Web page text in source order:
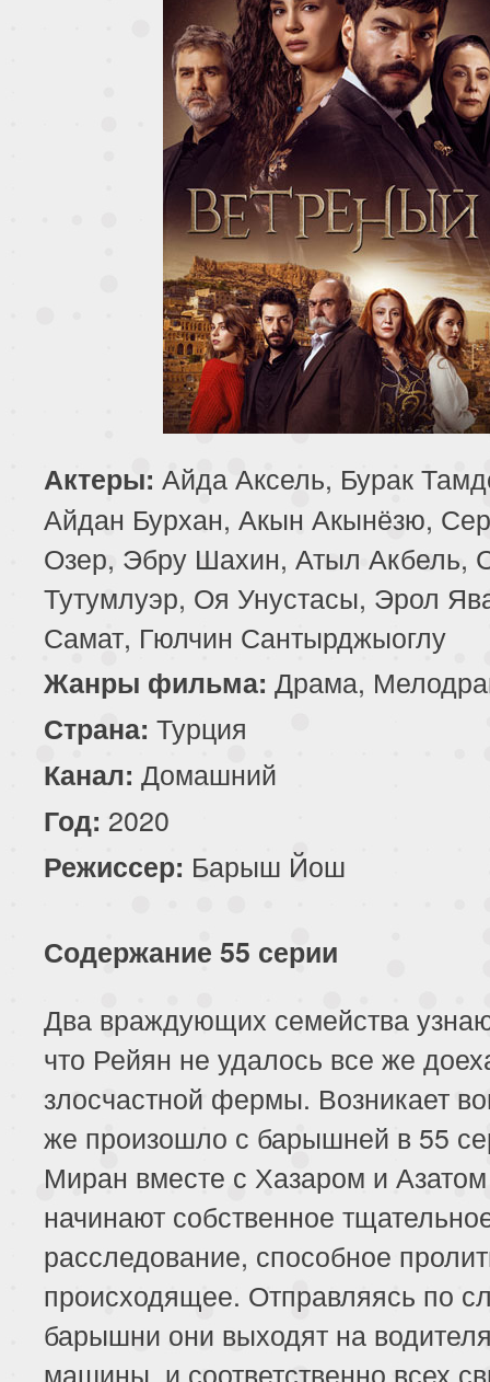
102 серия 103 серия
106 серия 107 серия
109 серия
110 серия 111 серия
113 серия
114 серия 115 серия
117 серия
118 серия 119 серия
121 серия
122 серия 123 серия
125 серия
126 серия 127 серия
129 серия
130 серия 131 серия
133 серия
134 серия 135 серия
137 серия
138 серия 139 серия
141 серия
142 серия 143 серия
Актеры: Айда Аксель, Бурак
Айдан Бурхан, Акын Акынёзю,
Озер, Эбру Шахин, Атыл Акбель,
Тутумлуэр, Оя Унустасы, Эрол
Самат, Гюлчин Сантырджыоглу
Жанры фильма: Драма,
Страна: Турция
Канал: Домашний
Год: 2020
Режиссер: Барыш Йош
Содержание 55 серии
Два враждующих семейства
что Рейян не удалось все же
злосчастной фермы. Возникает
же произошло с барышней в 55
Миран вместе с Хазаром и Азатом
начинают собственное
расследование, способное
происходящее. Отправляясь по
барышни они выходят на
машины, и соответственно всех